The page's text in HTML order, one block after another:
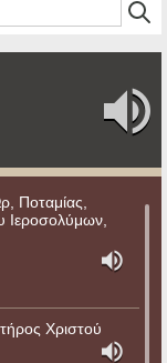
Ποταμίας,
Ιεροσολύμων,
Χριστού